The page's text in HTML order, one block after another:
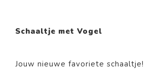
Schaaltje met Vogel
Jouw nieuwe favoriete schaaltje!